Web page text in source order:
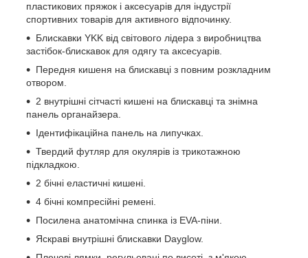
пластикових пряжок і аксесуарів для індустрії
спортивних товарів для активного відпочинку.
Блискавки YKK від світового лідера з виробництва
застібок-блискавок для одягу та аксесуарів.
Передня кишеня на блискавці з повним розкладним
отвором.
2 внутрішні сітчасті кишені на блискавці та знімна
панель органайзера.
Ідентифікаційна панель на липучках.
Твердий футляр для окулярів із трикотажною
підкладкою.
2 бічні еластичні кишені.
4 бічні компресійні ремені.
Посилена анатомічна спинка із EVA-піни.
Яскраві внутрішні блискавки Dayglow.